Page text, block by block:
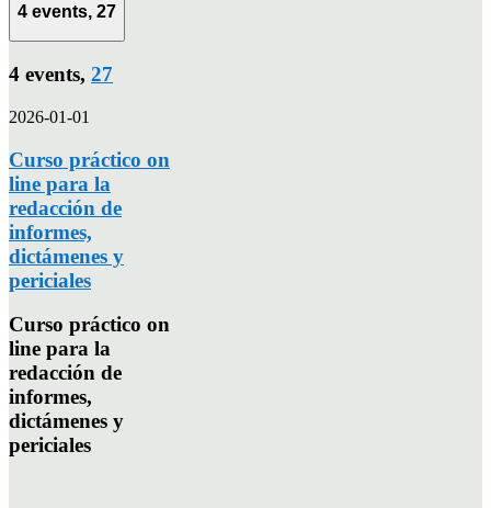
4 events, 27
4 events, 27
2026-01-01
Curso práctico on
line para la
redacción de
informes,
dictámenes y
periciales
Curso práctico on
line para la
redacción de
informes,
dictámenes y
periciales